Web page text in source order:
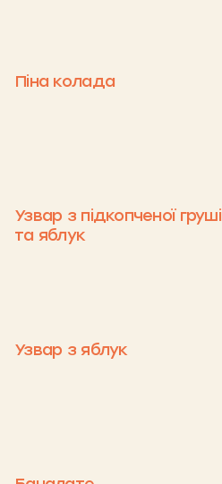
Піна колада
Узвар з підкопченої груші
та яблук
Узвар з яблук